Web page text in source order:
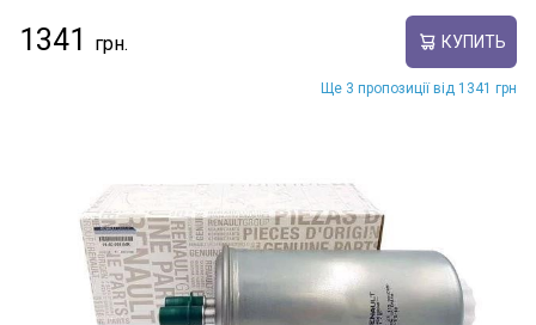
1341 КУПИТЬ
Ще 3 пропозиції від 1341 грн